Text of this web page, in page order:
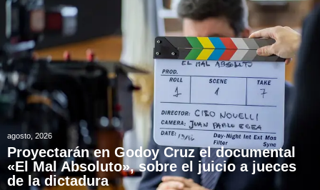
agosto, 2026
Proyectarán en Godoy Cruz el documental
«El Mal Absoluto», sobre el juicio a jueces
de la dictadura